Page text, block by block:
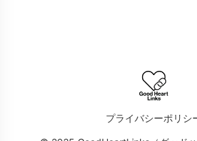
プライバシーポリシ